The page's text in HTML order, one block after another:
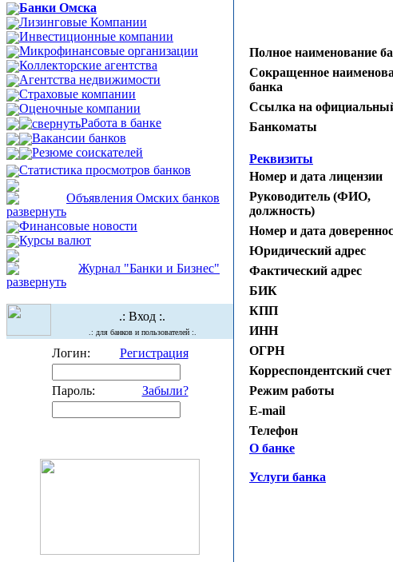
Банки Омска
Лизинговые Компании
Инвестиционные компании
Микрофинансовые организации
Коллекторские агентства
Агентства недвижимости
Страховые компании
Оценочные компании
Работа в банке
Вакансии банков
Резюме соискателей
Статистика просмотров банков
Объявления Омских банков
Финансовые новости
Курсы валют
Журнал "Банки и Бизнес"
.: Вход :.
.: для банков и пользователей :.
Логин: Регистрация
Пароль: Забыли?
Полное наименование
Сокращенное
банка
Ссылка на
Банкоматы
Реквизиты
Номер и дата лицензии
Руководитель (ФИО,
должность)
Номер и дата
Юридический адрес
Фактический адрес
БИК
КПП
ИНН
ОГРН
Корреспондентский счет
Режим работы
E-mail
Телефон
О банке
Услуги банка